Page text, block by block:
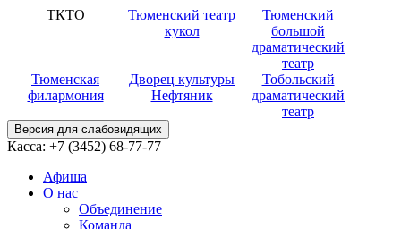
ТКТО
Тюменский театр
кукол
Тюменский
большой
драматический
театр
Тюменская
филармония
Дворец культуры
Нефтяник
Тобольский
драматический
театр
Версия для слабовидящих
Касса: +7 (3452) 68-77-77
Афиша
О нас
Объединение
Команда